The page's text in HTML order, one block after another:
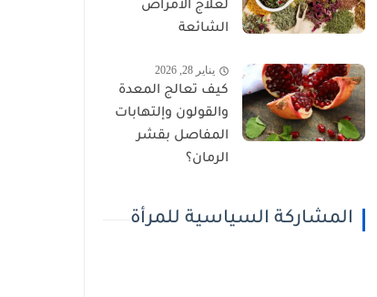
لعلاج الأمراض
الشائعة
يناير 28, 2026
كيف تعالج المعدة
والقولون وإلتهابات
المفاصل بقشر
الرمان؟
المشاركة السياسية للمرأة